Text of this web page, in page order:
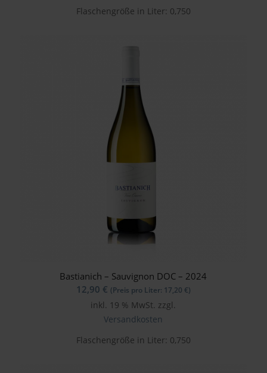
Flaschengröße in Liter: 0,750
Bastianich – Sauvignon DOC – 2024
12,90 € (Preis pro Liter: 17,20 €)
inkl. 19 % MwSt. zzgl.
Versandkosten
Flaschengröße in Liter: 0,750